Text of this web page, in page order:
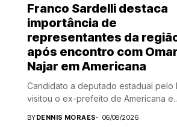
Franco Sardelli destaca
importância de
representantes da
após encontro com Omar
Najar em Americana
Candidato a deputado estadual pelo
visitou o ex-prefeito de Americana
BYDENNIS MORAES 06/08/2026